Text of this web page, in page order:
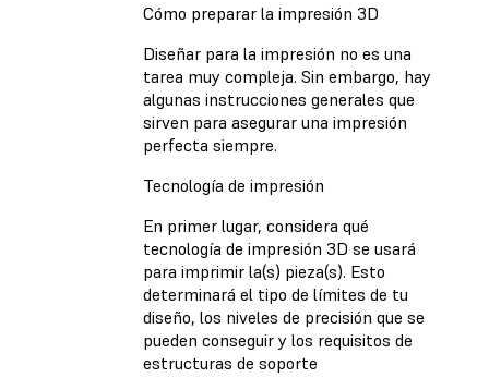
Cómo preparar la impresión 3D
Diseñar para la impresión no es una
tarea muy compleja. Sin embargo, hay
algunas instrucciones generales que
sirven para asegurar una impresión
perfecta siempre.
Tecnología de impresión
En primer lugar, considera qué
tecnología de impresión 3D se usará
para imprimir la(s) pieza(s). Esto
determinará el tipo de límites de tu
diseño, los niveles de precisión que se
pueden conseguir y los requisitos de
estructuras de soporte